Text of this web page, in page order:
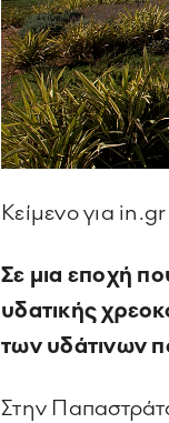
Κείμενο για
Σε μια εποχή
υδατικής
των υδάτινων
Στην